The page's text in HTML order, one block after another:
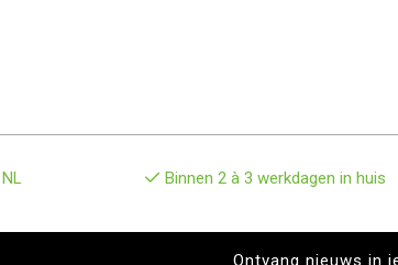
Binnen 2 à 3 werkdagen in huis